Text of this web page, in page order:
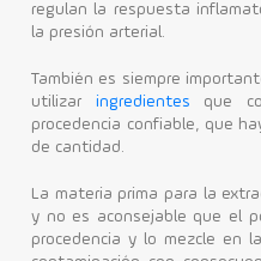
regulan la respuesta
la presión arterial.
También es siempre
utilizar ingredientes que
procedencia confiable, que
de cantidad.
La materia prima para la
y no es aconsejable que el
procedencia y lo mezcle en